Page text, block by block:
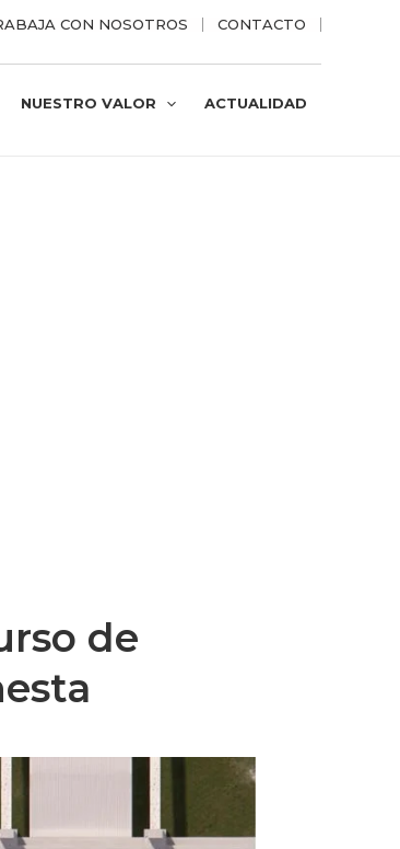
CON NOSOTROS CONTACTO
NUESTRO VALOR ACTUALIDAD
de